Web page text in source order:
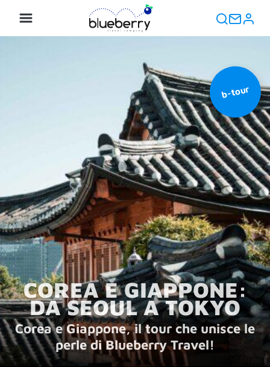
b-tour
COREA E GIAPPONE:
DA SEOUL A TOKYO
Corea e Giappone, il tour che unisce le
perle di Blueberry Travel!